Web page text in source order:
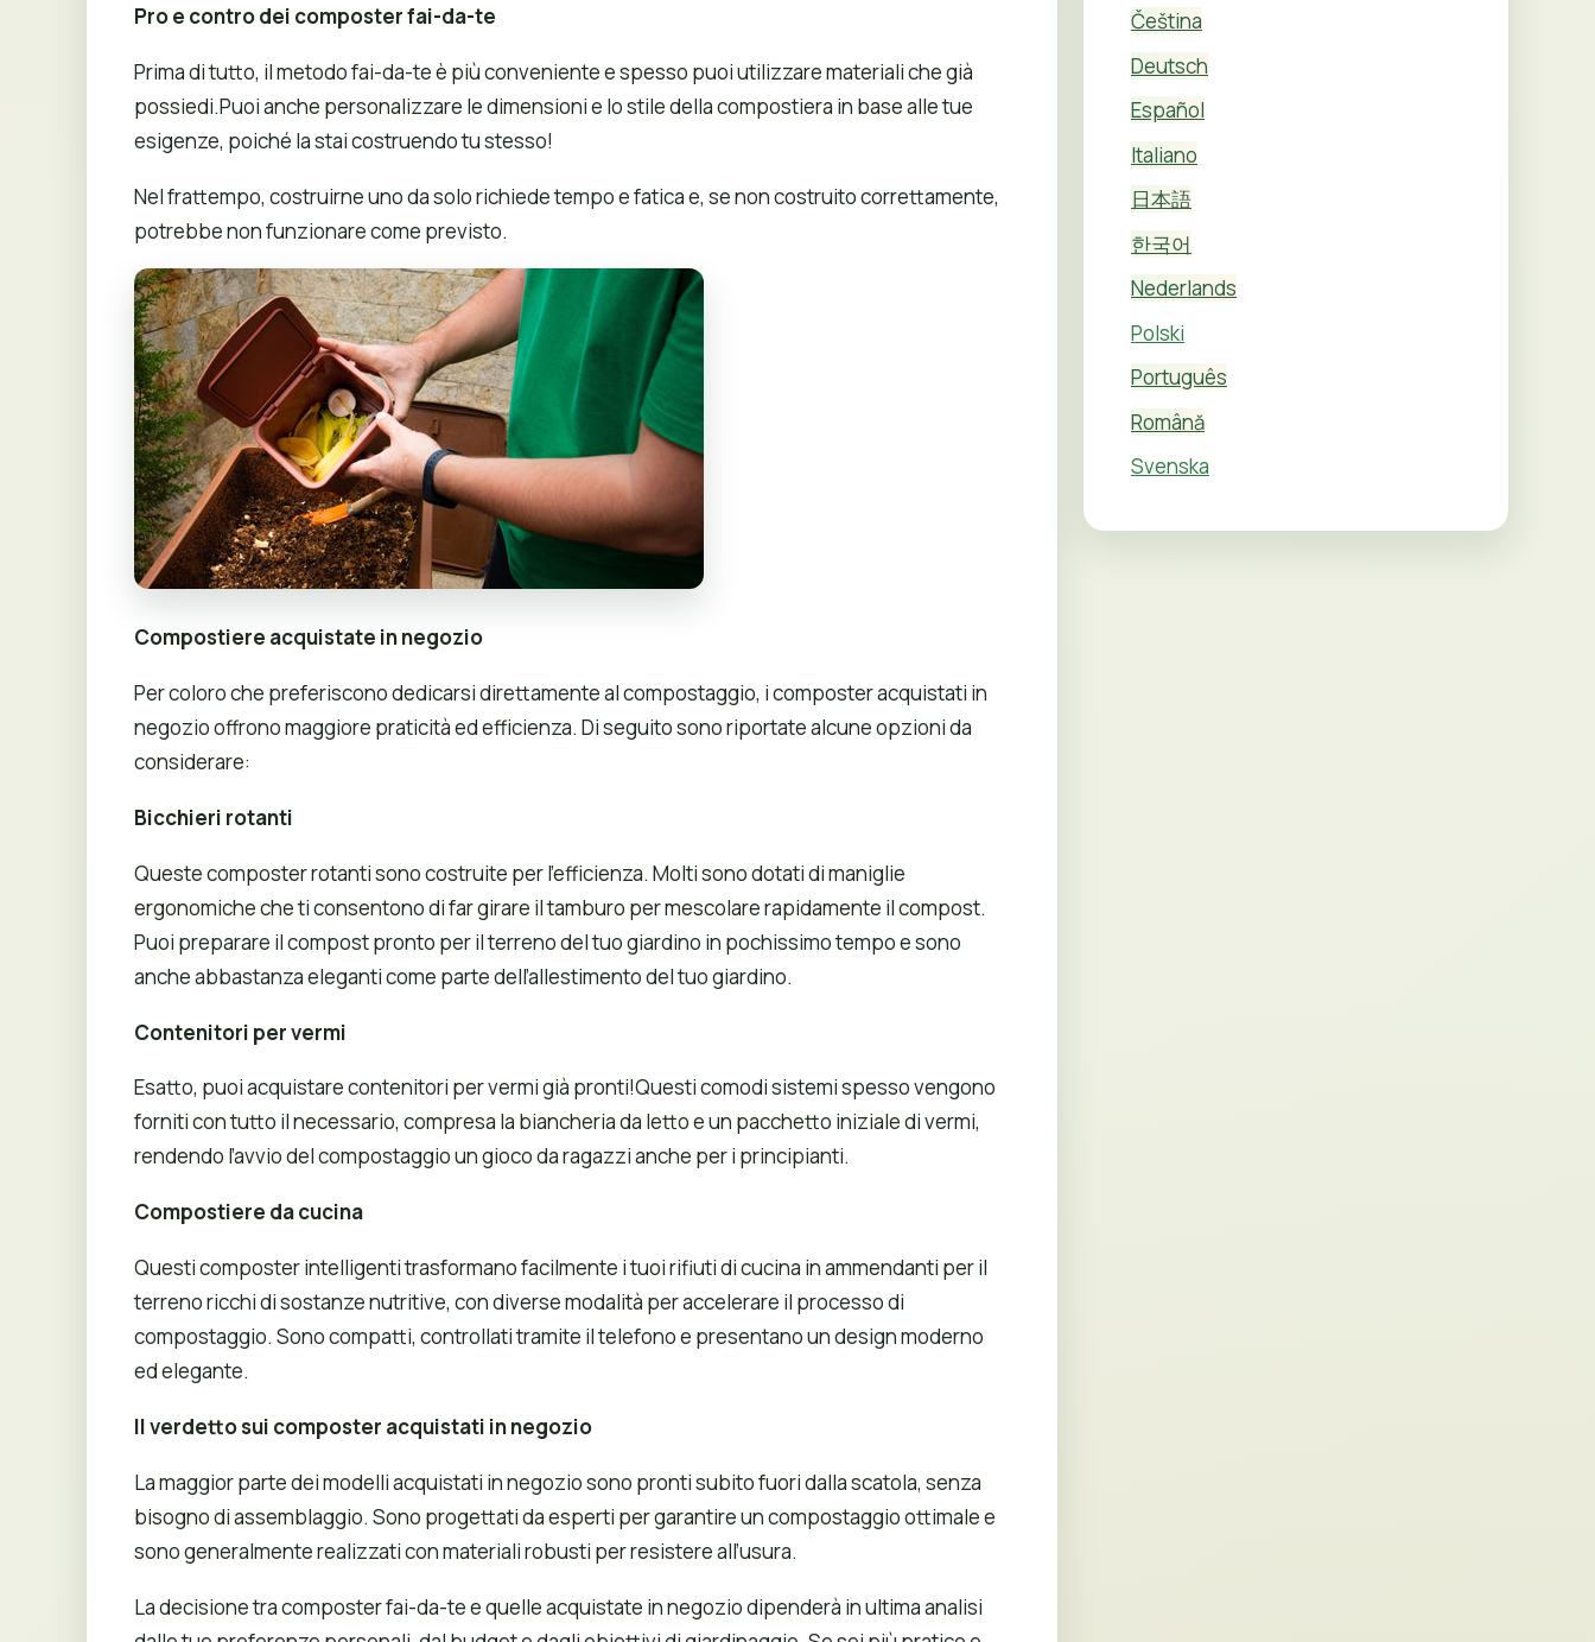
Pro e contro dei composter fai-da-te
Prima di tutto, il metodo fai-da-te è più conveniente e spesso puoi utilizzare materiali che già
possiedi.Puoi anche personalizzare le dimensioni e lo stile della compostiera in base alle tue
esigenze, poiché la stai costruendo tu stesso!
Nel frattempo, costruirne uno da solo richiede tempo e fatica e, se non costruito correttamente,
potrebbe non funzionare come previsto.
Compostiere acquistate in negozio
Per coloro che preferiscono dedicarsi direttamente al compostaggio, i composter acquistati in
negozio offrono maggiore praticità ed efficienza. Di seguito sono riportate alcune opzioni da
considerare:
Bicchieri rotanti
Queste composter rotanti sono costruite per l’efficienza. Molti sono dotati di maniglie
ergonomiche che ti consentono di far girare il tamburo per mescolare rapidamente il compost.
Puoi preparare il compost pronto per il terreno del tuo giardino in pochissimo tempo e sono
anche abbastanza eleganti come parte dell’allestimento del tuo giardino.
Contenitori per vermi
Esatto, puoi acquistare contenitori per vermi già pronti!Questi comodi sistemi spesso vengono
forniti con tutto il necessario, compresa la biancheria da letto e un pacchetto iniziale di vermi,
rendendo l’avvio del compostaggio un gioco da ragazzi anche per i principianti.
Compostiere da cucina
Questi composter intelligenti trasformano facilmente i tuoi rifiuti di cucina in ammendanti per il
terreno ricchi di sostanze nutritive, con diverse modalità per accelerare il processo di
compostaggio. Sono compatti, controllati tramite il telefono e presentano un design moderno
ed elegante.
Il verdetto sui composter acquistati in negozio
La maggior parte dei modelli acquistati in negozio sono pronti subito fuori dalla scatola, senza
bisogno di assemblaggio. Sono progettati da esperti per garantire un compostaggio ottimale e
sono generalmente realizzati con materiali robusti per resistere all’usura.
La decisione tra composter fai-da-te e quelle acquistate in negozio dipenderà in ultima analisi
Čeština
Deutsch
Español
Italiano
日本語
한국어
Nederlands
Polski
Português
Română
Svenska